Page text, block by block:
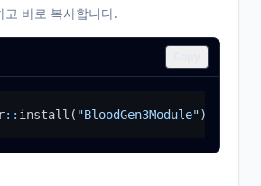
고 바로 복사합니다.
:: install ( "BloodGen3Module")